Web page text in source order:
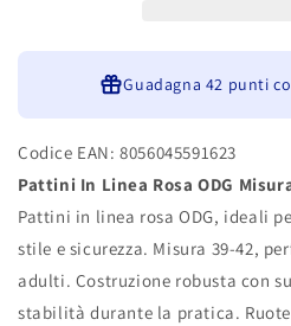
ODG162
ODG162
Guadagna 42 punti
Codice EAN: 8056045591623
Pattini In Linea Rosa ODG
Pattini in linea rosa ODG, ideali
stile e sicurezza. Misura 39-42,
adulti. Costruzione robusta con
stabilità durante la pratica.